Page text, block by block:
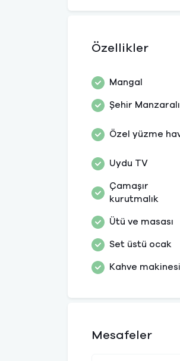
Özellikler
Mangal
Şehir Manzaralı
Özel yüzme
Uydu TV
Çamaşır
kurutmalık
Ütü ve masası
Set üstü ocak
Kahve makinesi
Mesafeler